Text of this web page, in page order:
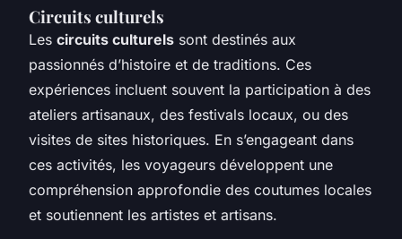
Circuits culturels
Les circuits culturels sont destinés aux
passionnés d’histoire et de traditions. Ces
expériences incluent souvent la participation à des
ateliers artisanaux, des festivals locaux, ou des
visites de sites historiques. En s’engageant dans
ces activités, les voyageurs développent une
compréhension approfondie des coutumes locales
et soutiennent les artistes et artisans.